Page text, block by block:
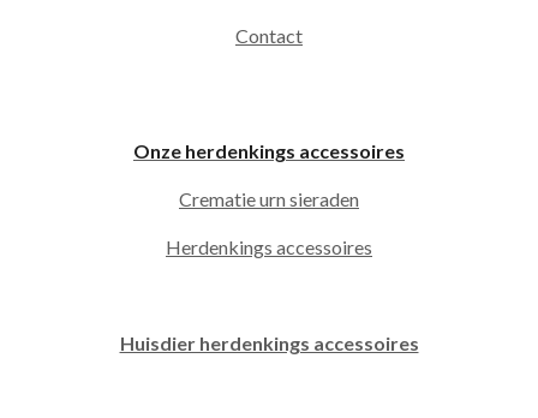
Contact
Onze herdenkings accessoires
Crematie urn sieraden
Herdenkings accessoires
Huisdier herdenkings accessoires